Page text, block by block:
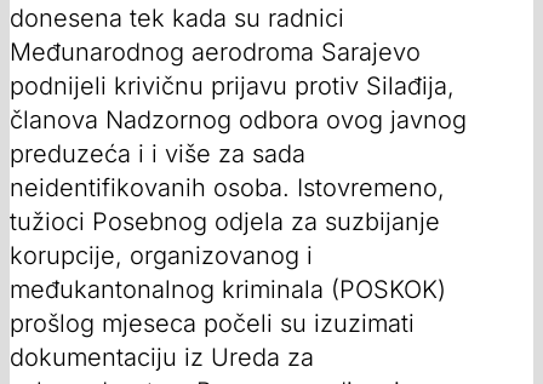
donesena tek kada su radnici
Međunarodnog aerodroma Sarajevo
podnijeli krivičnu prijavu protiv Silađija,
članova Nadzornog odbora ovog javnog
preduzeća i i više za sada
neidentifikovanih osoba. Istovremeno,
tužioci Posebnog odjela za suzbijanje
korupcije, organizovanog i
međukantonalnog kriminala (POSKOK)
prošlog mjeseca počeli su izuzimati
dokumentaciju iz Ureda za